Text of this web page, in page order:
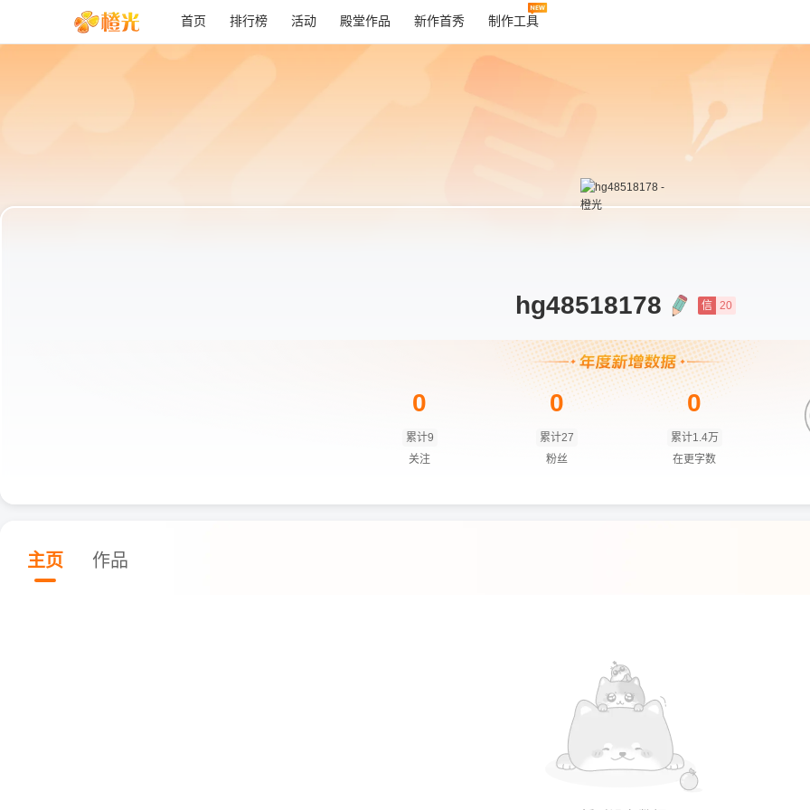
首页 排行榜 活动 殿堂作品 新作首秀 制作工具
hg48518178 信 20
0
累计9
关注
0
累计27
粉丝
0
累计1.4万
在更字数
主页 作品